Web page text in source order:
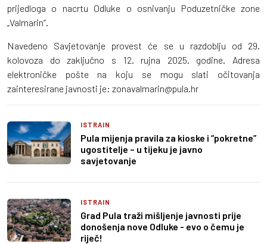
prijedloga o nacrtu Odluke o osnivanju Poduzetničke zone
„Valmarin“.
Navedeno Savjetovanje provest će se u razdoblju od 29.
kolovoza do zaključno s 12. rujna 2025. godine. Adresa
elektroničke pošte na koju se mogu slati očitovanja
zainteresirane javnosti je: zonavalmarin@pula.hr
ISTRAIN
Pula mijenja pravila za kioske i “pokretne”
ugostitelje – u tijeku je javno
savjetovanje
ISTRAIN
Grad Pula traži mišljenje javnosti prije
donošenja nove Odluke - evo o čemu je
riječ!